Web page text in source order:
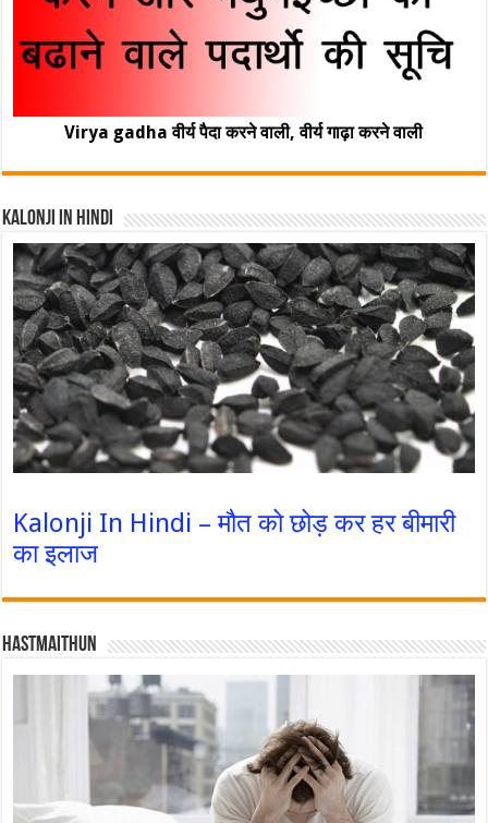
Virya gadha वीर्य पैदा करने वाली, वीर्य गाढ़ा करने वाली
Kalonji In Hindi
Kalonji In Hindi – मौत को छोड़ कर हर बीमारी
का इलाज
Hastmaithun